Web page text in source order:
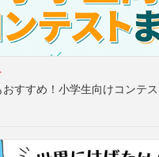
おすすめ！小学生向けコンテ